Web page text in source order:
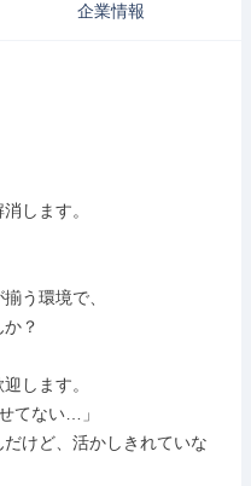
企業情報
します。
う環境で、
？
します。
てない…」
だけど、活かしきれていな